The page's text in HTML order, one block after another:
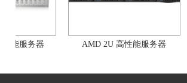
AMD 2U 高性能服务器 英特尔